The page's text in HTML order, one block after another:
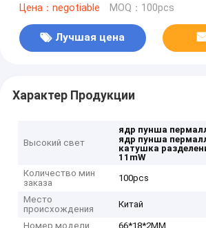
Цена：negotiable MOQ：100pcs
Лучшая цена
Характер Продукции
Высокий свет
ядр пунша
ядр пунша
катушка
11mW
Количество мин
заказа
100pcs
Место
происхождения
Китай
Номер модели
66*18*2MM